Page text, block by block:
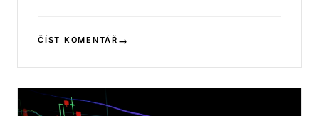
ČÍST KOMENTÁŘ →